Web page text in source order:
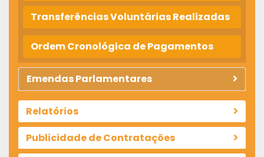
Transferências Voluntárias Realizadas
Ordem Cronológica de Pagamentos
Emendas Parlamentares
Relatórios
Publicidade de Contratações